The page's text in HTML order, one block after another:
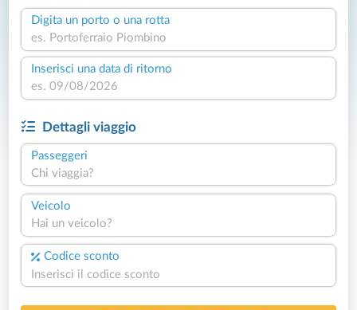
Digita un porto o una rotta
Inserisci una data di ritorno
Dettagli viaggio
Passeggeri
Chi viaggia?
Veicolo
Hai un veicolo?
Codice sconto